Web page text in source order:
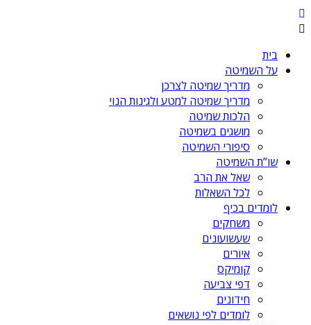
בית
על השמיטה
מדריך שמיטה לצרכן
מדריך שמיטה למטע ולגינות הנוי
הלכות שמיטה
מושגים בשמיטה
סיפורי השמיטה
שו”ת השמיטה
שאל את הרב
לכל השאלות
לומדים בכיף
משחקים
שעשועונים
איורים
קומיקס
דפי צביעה
חידונים
לומדים לפי נושאים